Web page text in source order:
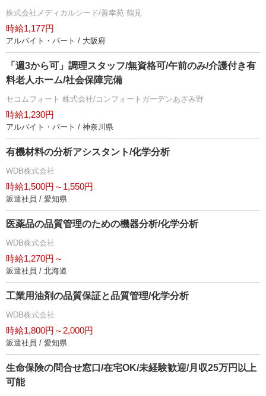
株式会社メディカルシード/善幸苑 鶴見
時給1,177円
アルバイト・パート / 大阪府
「週3から可」調理スタッフ/無資格可/午前のみ/介護付き有
料老人ホーム/社会保障完備
セコムフォート 株式会社/コンフォートガーデンあざみ野
時給1,230円
アルバイト・パート / 神奈川県
有機材料の分析アシスタント/化学分析
WDB株式会社
時給1,500円～1,550円
派遣社員 / 愛知県
医薬品の品質管理のための機器分析/化学分析
WDB株式会社
時給1,270円～
派遣社員 / 北海道
工業用油剤の品質保証と品質管理/化学分析
WDB株式会社
時給1,800円～2,000円
派遣社員 / 愛知県
生命保険の問合せ窓口/在宅OK/未経験歓迎/月収25万円以上
可能